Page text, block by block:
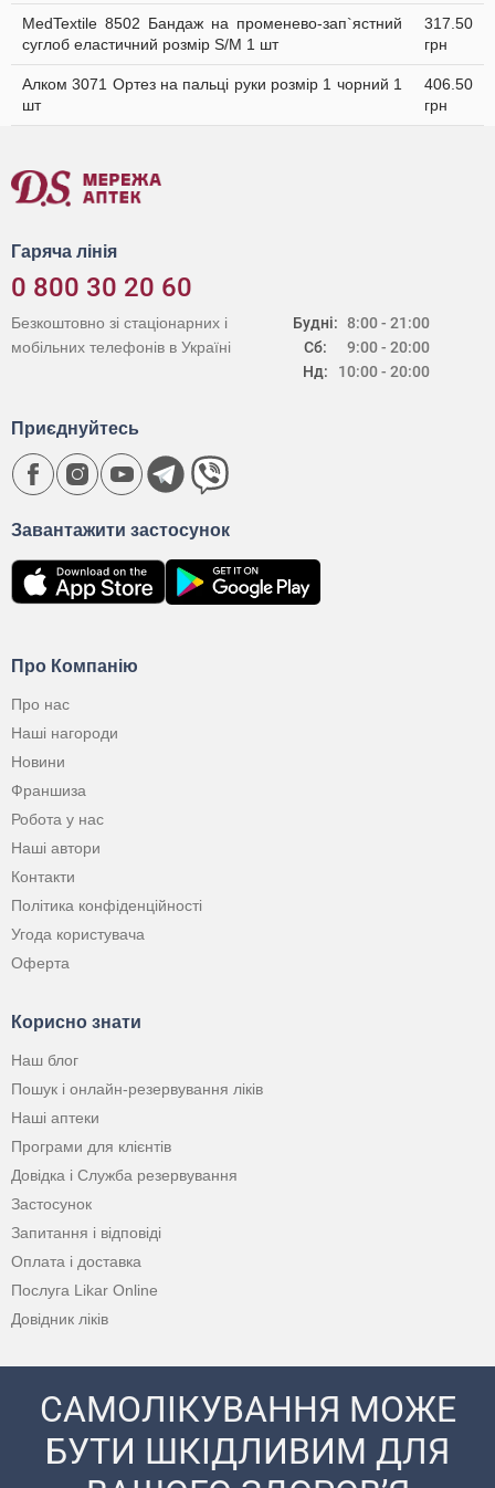
MedTextile 8502 Бандаж на променево-зап`ястний
суглоб еластичний розмір S/M 1 шт
317.50
грн
Алком 3071 Ортез на пальці руки розмір 1 чорний 1
шт
406.50
грн
Гаряча лінія
0 800 30 20 60
Будні:
Сб:
Нд:
8:00 - 21:00
9:00 - 20:00
10:00 - 20:00
Безкоштовно зі стаціонарних і
мобільних телефонів в Україні
Про Компанію
Про нас
Наші нагороди
Новини
Франшиза
Робота у нас
Наші автори
Контакти
Політика конфіденційності
Угода користувача
Оферта
Корисно знати
Наш блог
Пошук і онлайн-резервування ліків
Наші аптеки
Програми для клієнтів
Довідка і Служба резервування
Застосунок
Запитання і відповіді
Оплата і доставка
Послуга Likar Online
Довідник ліків
Завантажити застосунок
Приєднуйтесь
САМОЛІКУВАННЯ МОЖЕ
БУТИ ШКІДЛИВИМ ДЛЯ